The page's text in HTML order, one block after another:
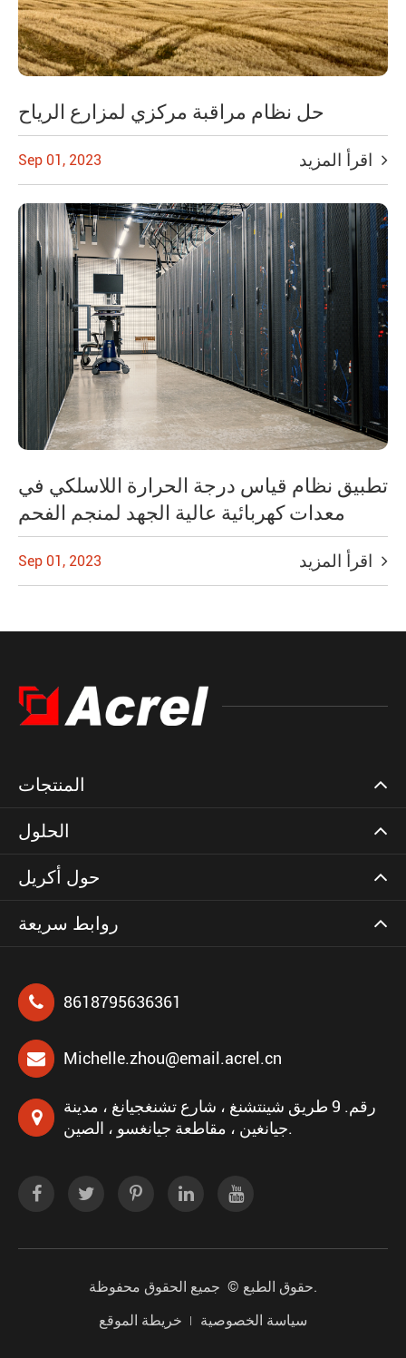
حل نظام مراقبة مركزي لمزارع الرياح
Sep 01, 2023
تطبيق نظام قياس درجة الحرارة اللاسلكي في
معدات كهربائية عالية الجهد لمنجم الفحم
Sep 01, 2023
المنتجات
الحلول
حول أكريل
روابط سريعة
8618795636361
Michelle.zhou@email.acrel.cn
رقم. 9 طريق شينتشنغ ، شارع تشنغجيانغ ، مدينة
جيانغين ، مقاطعة جيانغسو ، الصين.
حقوق الطبع ©جميع الحقوق محفوظة.
خريطة الموقع
سياسة الخصوصية